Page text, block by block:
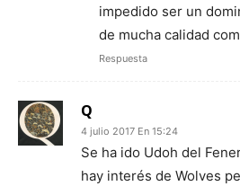
impedido ser un
de mucha calidad
Respuesta
Q
4 julio 2017 En 15:24
Se ha ido Udoh del
hay interés de Wolves